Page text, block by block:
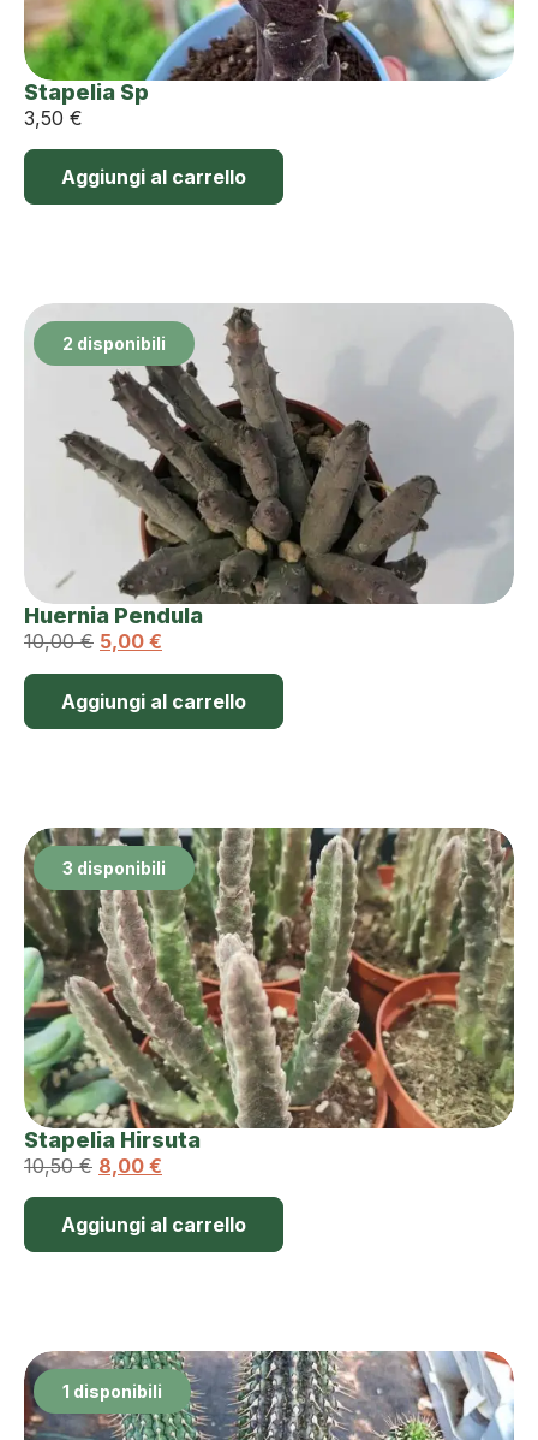
Stapelia Sp
3,50 €
Aggiungi al carrello
2 disponibili
Huernia Pendula
10,00€ 5,00 €
Aggiungi al carrello
3 disponibili
Stapelia Hirsuta
10,50€ 8,00 €
Aggiungi al carrello
1 disponibili